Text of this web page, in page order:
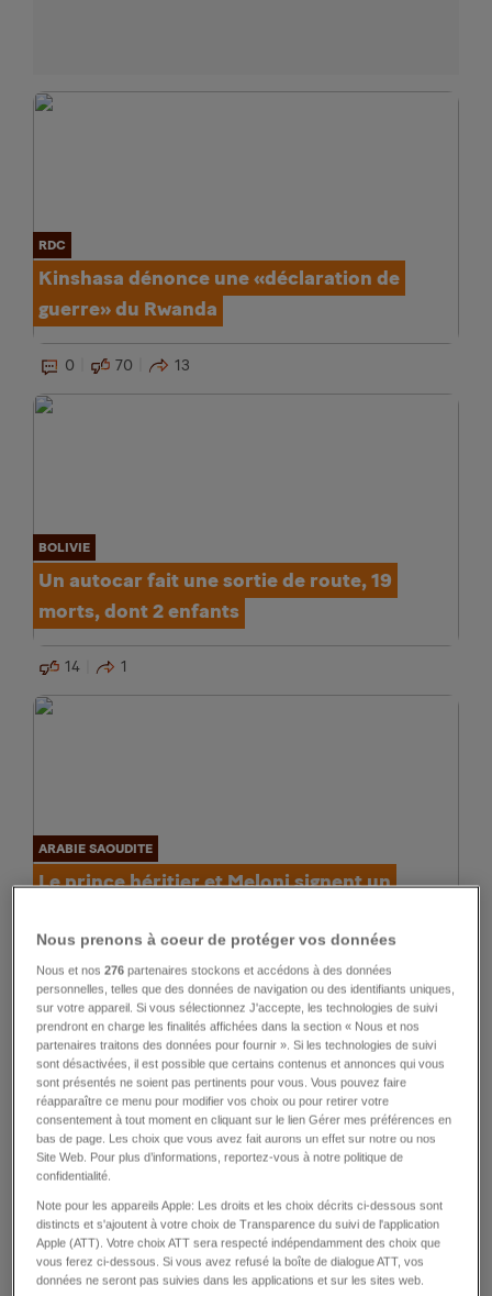
RDC
Kinshasa dénonce une «déclaration de
guerre» du Rwanda
0 70 13
BOLIVIE
Un autocar fait une sortie de route, 19
morts, dont 2 enfants
14 1
ARABIE SAOUDITE
Le prince héritier et Meloni signent un
7 264 18
COLOMBIE
Trump suspend les sanctions après un
accord sur les migrants
35 659 41
Nous prenons à coeur de protéger vos données
Nous et nos276 partenaires stockons et accédons à des données
personnelles, telles que des données de navigation ou des identifiants uniques,
sur votre appareil. Si vous sélectionnez J'accepte, les technologies de suivi
prendront en charge les finalités affichées dans la section « Nous et nos
partenaires traitons des données pour fournir ». Si les technologies de suivi
sont désactivées, il est possible que certains contenus et annonces qui vous
sont présentés ne soient pas pertinents pour vous. Vous pouvez faire
réapparaître ce menu pour modifier vos choix ou pour retirer votre
consentement à tout moment en cliquant sur le lien Gérer mes préférences en
bas de page. Les choix que vous avez fait aurons un effet sur notre ou nos
Site Web. Pour plus d’informations, reportez-vous à notre politique de
confidentialité.
Note pour les appareils Apple: Les droits et les choix décrits ci-dessous sont
distincts et s'ajoutent à votre choix de Transparence du suivi de l'application
Apple (ATT). Votre choix ATT sera respecté indépendamment des choix que
vous ferez ci-dessous. Si vous avez refusé la boîte de dialogue ATT, vos
données ne seront pas suivies dans les applications et sur les sites web.